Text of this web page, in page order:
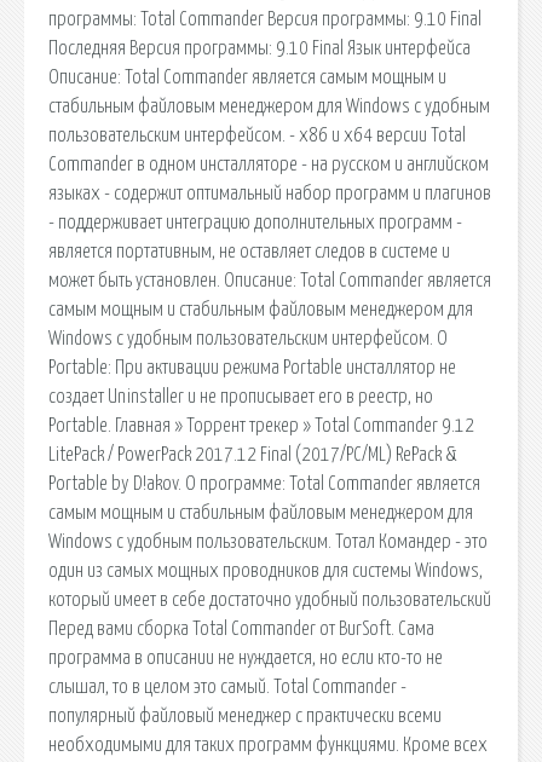
программы: Total Commander Версия программы: 9.10 Final
Последняя Версия программы: 9.10 Final Язык интерфейса
Описание: Total Commander является самым мощным и
стабильным файловым менеджером для Windows с удобным
пользовательским интерфейсом. - x86 и x64 версии Total
Commander в одном инсталляторе - на русском и английском
языках - содержит оптимальный набор программ и плагинов
- поддерживает интеграцию дополнительных программ -
является портативным, не оставляет следов в системе и
может быть установлен. Описание: Total Commander является
самым мощным и стабильным файловым менеджером для
Windows с удобным пользовательским интерфейсом. О
Portable: При активации режима Portable инсталлятор не
создает Uninstaller и не прописывает его в реестр, но
Portable. Главная » Торрент трекер » Total Commander 9.12
LitePack / PowerPack 2017.12 Final (2017/PC/ML) RePack &
Portable by D!akov. О программе: Total Commander является
самым мощным и стабильным файловым менеджером для
Windows с удобным пользовательским. Тотал Командер - это
один из самых мощных проводников для системы Windows,
который имеет в себе достаточно удобный пользовательский
Перед вами сборка Total Commander от BurSoft. Сама
программа в описании не нуждается, но если кто-то не
слышал, то в целом это самый. Total Commander -
популярный файловый менеджер с практически всеми
необходимыми для таких программ функциями. Кроме всех